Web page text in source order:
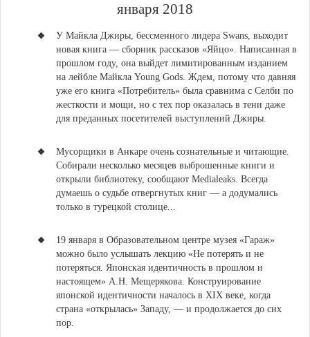
января 2018
У Майкла Джиры, бессменного лидера Swans, выходит
новая книга — сборник рассказов «Яйцо». Написанная в
прошлом году, она выйдет лимитированным изданием
на лейбле Майкла Young Gods. Ждем, потому что давняя
уже его книга «Потребитель» была сравнима с Селби по
жесткости и мощи, но с тех пор оказалась в тени даже
для преданных посетителей выступлений Джиры.
Мусорщики в Анкаре очень сознательные и читающие.
Собирали несколько месяцев выброшенные книги и
открыли библиотеку, сообщают Medialeaks. Всегда
думаешь о судьбе отвергнутых книг — а додумались
только в турецкой столице...
19 января в Образовательном центре музея «Гараж»
можно было услышать лекцию «Не потерять и не
потеряться. Японская идентичность в прошлом и
настоящем» А.Н. Мещерякова. Конструирование
японской идентичности началось в XIX веке, когда
страна «открылась» Западу, — и продолжается до сих
пор.